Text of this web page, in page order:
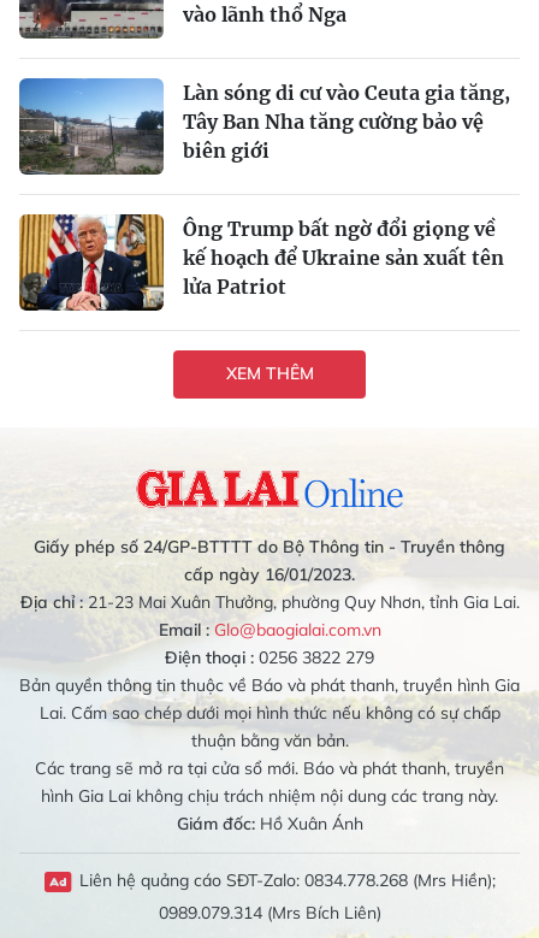
vào lãnh thổ Nga
Làn sóng di cư vào Ceuta gia tăng,
Tây Ban Nha tăng cường bảo vệ
biên giới
Ông Trump bất ngờ đổi giọng về
kế hoạch để Ukraine sản xuất tên
lửa Patriot
XEM THÊM
Giấy phép số 24/GP-BTTTT do Bộ Thông tin - Truyền thông
cấp ngày 16/01/2023.
Địa chỉ :21-23 Mai Xuân Thưởng, phường Quy Nhơn, tỉnh Gia Lai.
Email : Glo@baogialai.com.vn
Điện thoại : 0256 3822 279
Bản quyền thông tin thuộc về Báo và phát thanh, truyền hình Gia
Lai. Cấm sao chép dưới mọi hình thức nếu không có sự chấp
thuận bằng văn bản.
Các trang sẽ mở ra tại cửa sổ mới. Báo và phát thanh, truyền
hình Gia Lai không chịu trách nhiệm nội dung các trang này.
Giám đốc:Hồ Xuân Ánh
Liên hệ quảng cáo SĐT-Zalo: 0834.778.268 (Mrs Hiền);
0989.079.314 (Mrs Bích Liên)